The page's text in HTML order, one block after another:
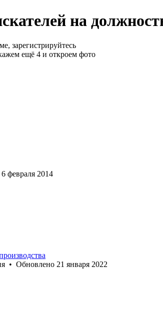
на
зарегистрируйтесь
ещё 4 и откроем фото
6 февраля 2014
• Обновлено 21 января 2022